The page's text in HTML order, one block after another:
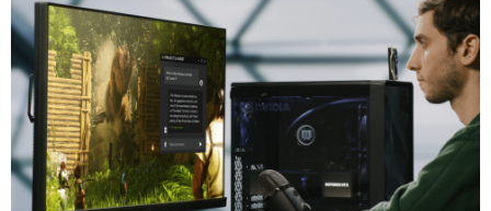
Share
NVIDIA今日宣布推出全新 NVIDIA RTX ™ 技術，用於支援在